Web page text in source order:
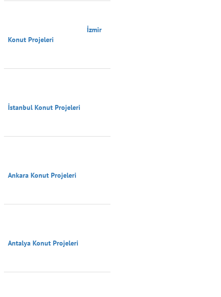
Konut Projeleri
İstanbul Konut Projeleri
Ankara Konut Projeleri
Antalya Konut Projeleri